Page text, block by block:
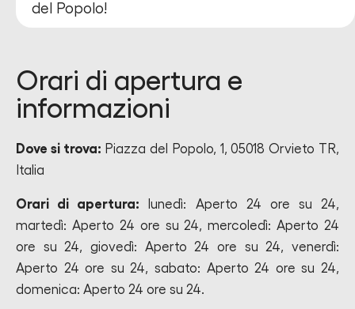
del Popolo!
Orari di apertura e
informazioni
Dove si trova: Piazza del Popolo, 1, 05018 Orvieto TR,
Italia
Orari di apertura: lunedì: Aperto 24 ore su 24,
martedì: Aperto 24 ore su 24, mercoledì: Aperto 24
ore su 24, giovedì: Aperto 24 ore su 24, venerdì:
Aperto 24 ore su 24, sabato: Aperto 24 ore su 24,
domenica: Aperto 24 ore su 24.